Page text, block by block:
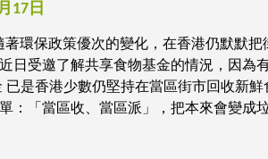
17日
隨著環保政策優次的變化，在香港仍默默
日受邀了解共享食物基金的情況，因為
已是香港少數仍堅持在當區街市回收新
：「當區收、當區派」，把本來會變成